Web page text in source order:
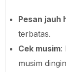
Pesan jauh
terbatas.
Cek musim:
musim